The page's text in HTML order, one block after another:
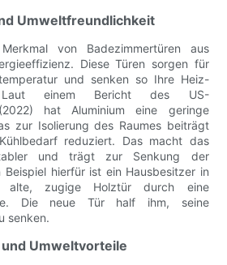
Umweltfreundlichkeit
von Badezimmertüren aus
Diese Türen sorgen für
und senken so Ihre Heiz-
Laut einem Bericht des US-
(2022) hat Aluminium eine geringe
zur Isolierung des Raumes beiträgt
reduziert. Das macht das
und trägt zur Senkung der
Beispiel hierfür ist ein Hausbesitzer in
alte, zugige Holztür durch eine
Die neue Tür half ihm, seine
senken.
Umweltvorteile